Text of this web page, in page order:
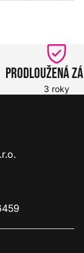
Prodloužená
3 roky